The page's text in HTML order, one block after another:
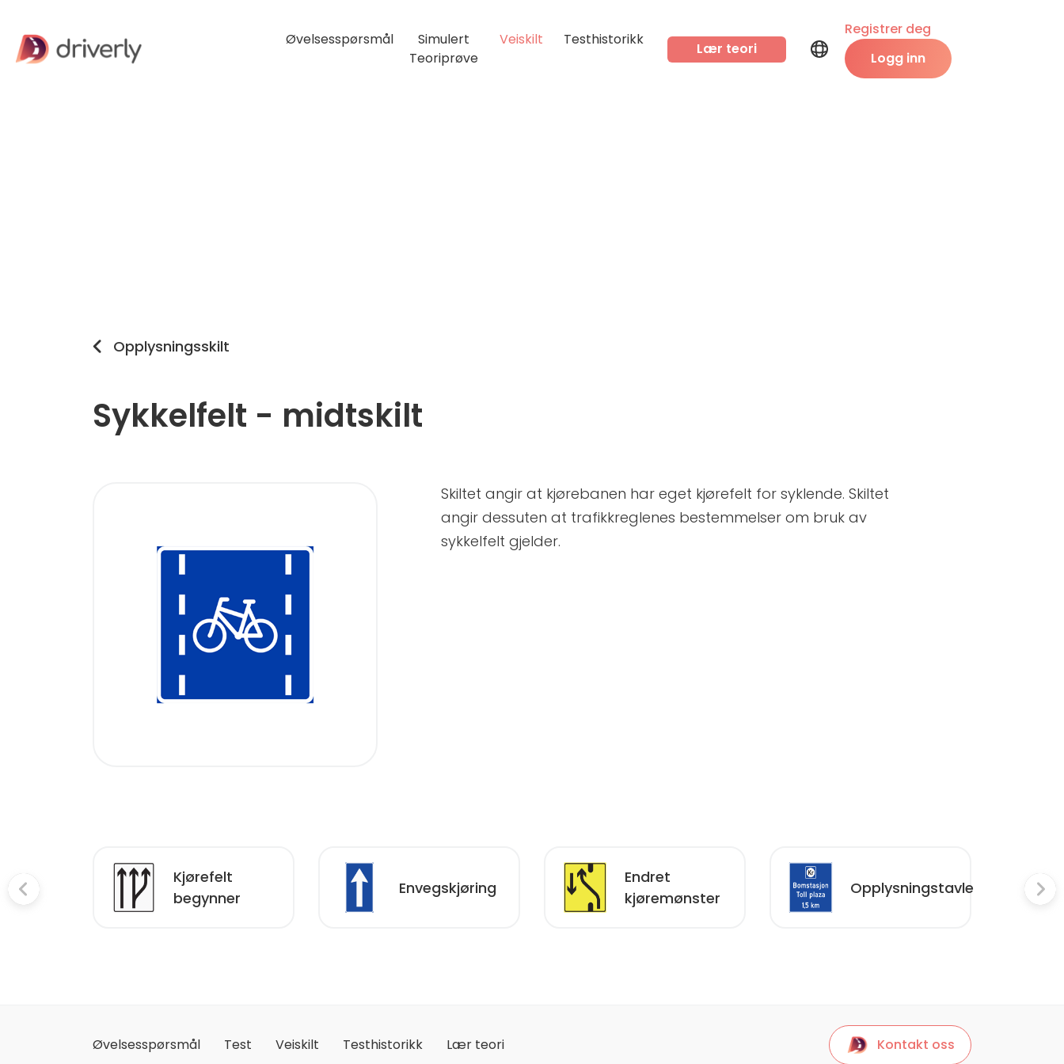
Øvelsesspørsmål
Simulert
Teoriprøve
Veiskilt Testhistorikk
Lær teori
Registrer deg
Logg inn
Opplysningsskilt
Sykkelfelt - midtskilt
Skiltet angir at kjørebanen har eget kjørefelt for syklende. Skiltet
angir dessuten at trafikkreglenes bestemmelser om bruk av
sykkelfelt gjelder.
Kjørefelt
begynner
Envegskjøring
Endret
kjøremønster
Opplysningstavle
Øvelsesspørsmål Test Veiskilt Testhistorikk Lær teori Kontakt oss